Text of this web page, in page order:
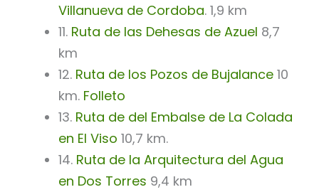
Villanueva de Cordoba. 1,9 km
11. Ruta de las Dehesas de Azuel 8,7
km
12. Ruta de los Pozos de Bujalance10
km. Folleto
13.Ruta de del Embalse de La Colada
en El Viso 10,7 km.
14. Ruta de la Arquitectura del Agua
en Dos Torres 9,4 km